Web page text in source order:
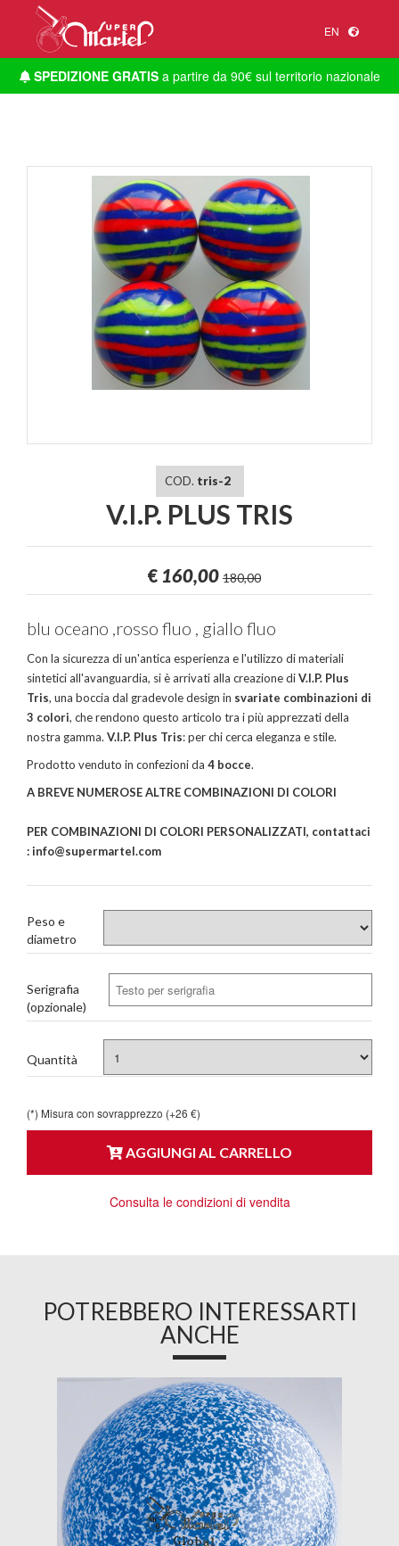
EN
SPEDIZIONE GRATISa partire da 90€ sul territorio nazionale
COD. tris-2
V.I.P. PLUS TRIS
€ 160,00 180,00
blu oceano ,rosso fluo , giallo fluo
Con la sicurezza di un'antica esperienza e l'utilizzo di materiali
sintetici all'avanguardia, si è arrivati alla creazione diV.I.P. Plus
Tris, una boccia dal gradevole design in svariate combinazioni di
3 colori, che rendono questo articolo tra i più apprezzati della
nostra gamma. V.I.P. Plus Tris: per chi cerca eleganza e stile.
Prodotto venduto in confezioni da 4 bocce.
A BREVE NUMEROSE ALTRE COMBINAZIONI DI COLORI
PER COMBINAZIONI DI COLORI PERSONALIZZATI, contattaci
: info@supermartel.com
Peso e
diametro
Serigrafia
(opzionale)
Quantità
(*) Misura con sovrapprezzo (+26 €)
AGGIUNGI AL CARRELLO
Consulta le condizioni di vendita
POTREBBERO INTERESSARTI
ANCHE